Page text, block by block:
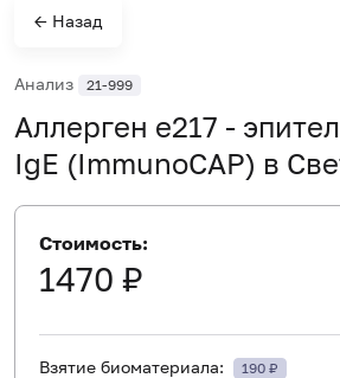
← Назад
Анализ 21-999
Аллерген e217 -
IgE (ImmunoCAP) в
Стоимость:
1470 ₽
Взятие биоматериала: 190 ₽